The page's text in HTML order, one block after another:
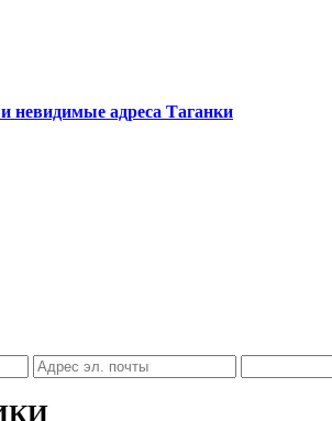
невидимые адреса Таганки